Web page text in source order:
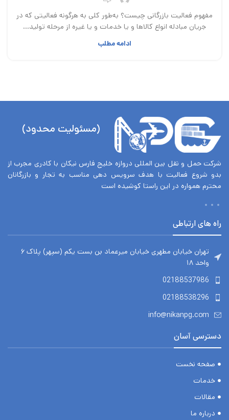
مفهوم فعالیت بازرگانی چیست؟ به‌طور کلی به هرگونه فعالیتی که در
جریان مبادله انواع کالاها و یا خدمات و یا غیره از مرحله تولید...
ادامه مطلب
(مسئولیت محدود)
شرکت حمل و نقل بین المللی دروازه خلیج فارس نیکان با کادری مجرب از
بدو شروع فعالیت با هدف سرویس دهی مناسب به تجار و بازرگانان
محترم همواره در این راستا کوشیده است
راه های ارتباطی
تهران خیابان مطهری خیابان میرعماد بن بست یکم (سپهر) پلاک ۶
واحد ۱۸
02188537986
02188538296
info@nikanpg.com
دسترسی آسان
صفحه نخست
خدمات
مقالات
درباره ما